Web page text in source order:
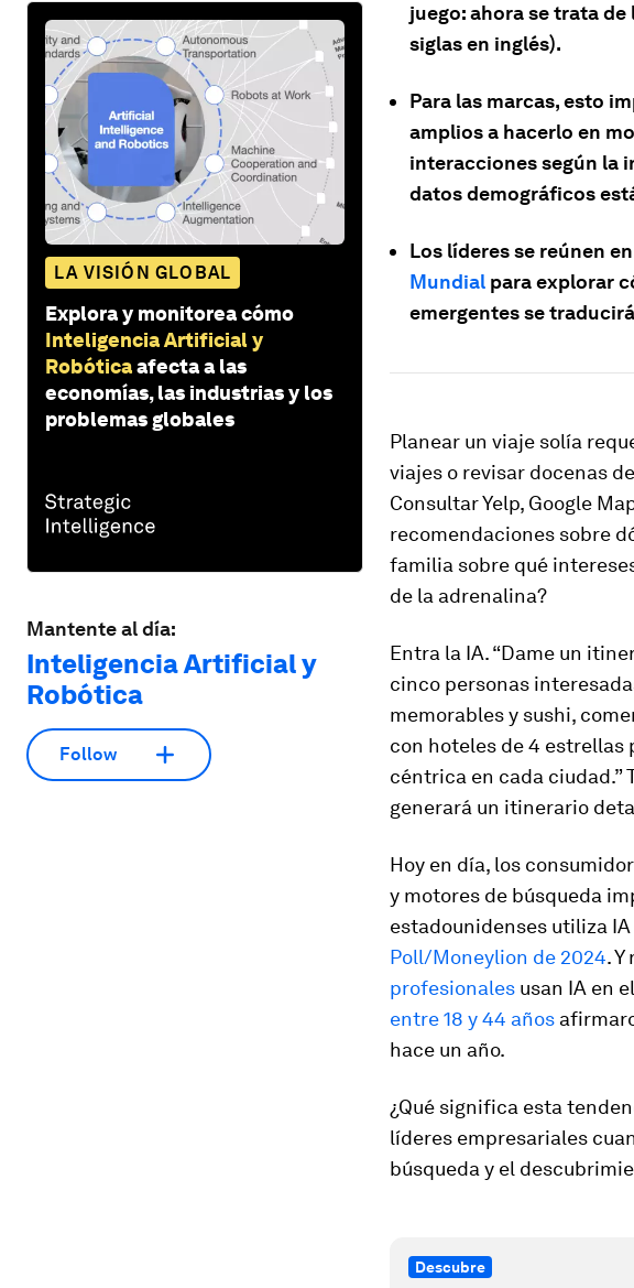
LA VISIÓN GLOBAL
Explora y monitorea cómo
Inteligencia Artificial y
Robóticaafecta a las
economías, las industrias y los
problemas globales
Mantente al día:
Inteligencia Artificial y
Robótica
Follow
juego: ahora se trata
siglas en inglés).
Para las marcas, esto
amplios a hacerlo en
interacciones según la
datos demográficos
Los líderes se reúnen
Mundial para explorar
emergentes se
Planear un viaje solía
viajes o revisar docenas
Consultar Yelp, Google
recomendaciones sobre
familia sobre qué
de la adrenalina?
Entra la IA. “Dame un
cinco personas
memorables y sushi,
con hoteles de 4 estrellas
céntrica en cada ciudad.”
generará un itinerario
Hoy en día, los
y motores de búsqueda
estadounidenses utiliza
Poll/Moneylion de 2024.
profesionales usan IA en
entre 18 y 44 años
hace un año.
¿Qué significa esta
líderes empresariales
búsqueda y el
Descubre